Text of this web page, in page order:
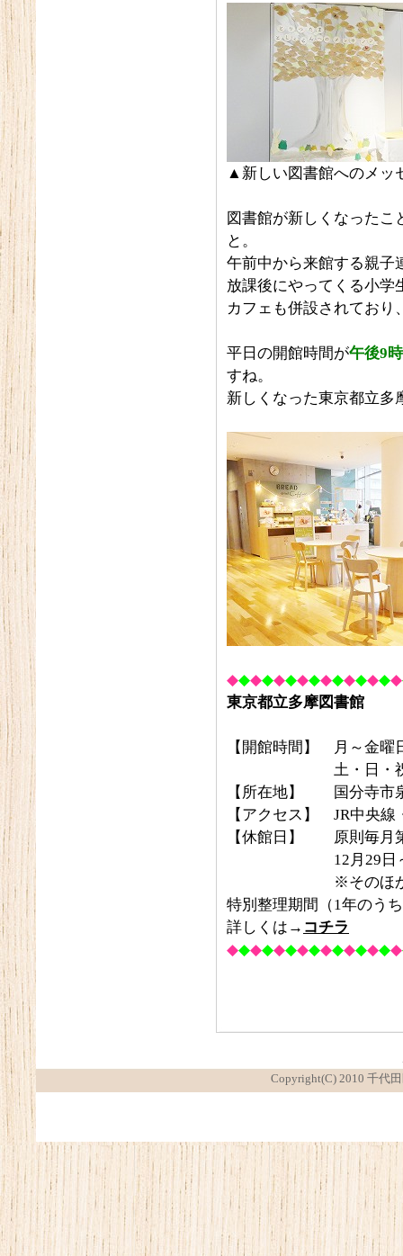
▲新しい図書館へのメッ
図書館が新しくなったこ
と。
午前中から来館する親子
放課後にやってくる小学
カフェも併設されており
平日の開館時間が午後9
すね。
新しくなった東京都立多
◆◆◆◆◆◆◆◆◆◆◆◆◆◆◆
東京都立多摩図書館
【開館時間】 月～
土・日・祝休日
【所在地】 国分寺市
【アクセス】 JR中央線
【休館日】 原則毎月
12月29日～1
※そのほかに保
特別整理期間（1年のう
詳しくは→ コチラ
◆◆◆◆◆◆◆◆◆◆◆◆◆◆◆
Copyright(C) 2010 千代